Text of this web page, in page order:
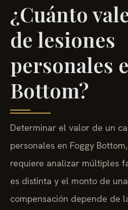
¿Cuánto
de lesiones
personales
Bottom?
Determinar el valor de un
personales en Foggy
requiere analizar múltiples
es distinta y el monto de
compensación depende de